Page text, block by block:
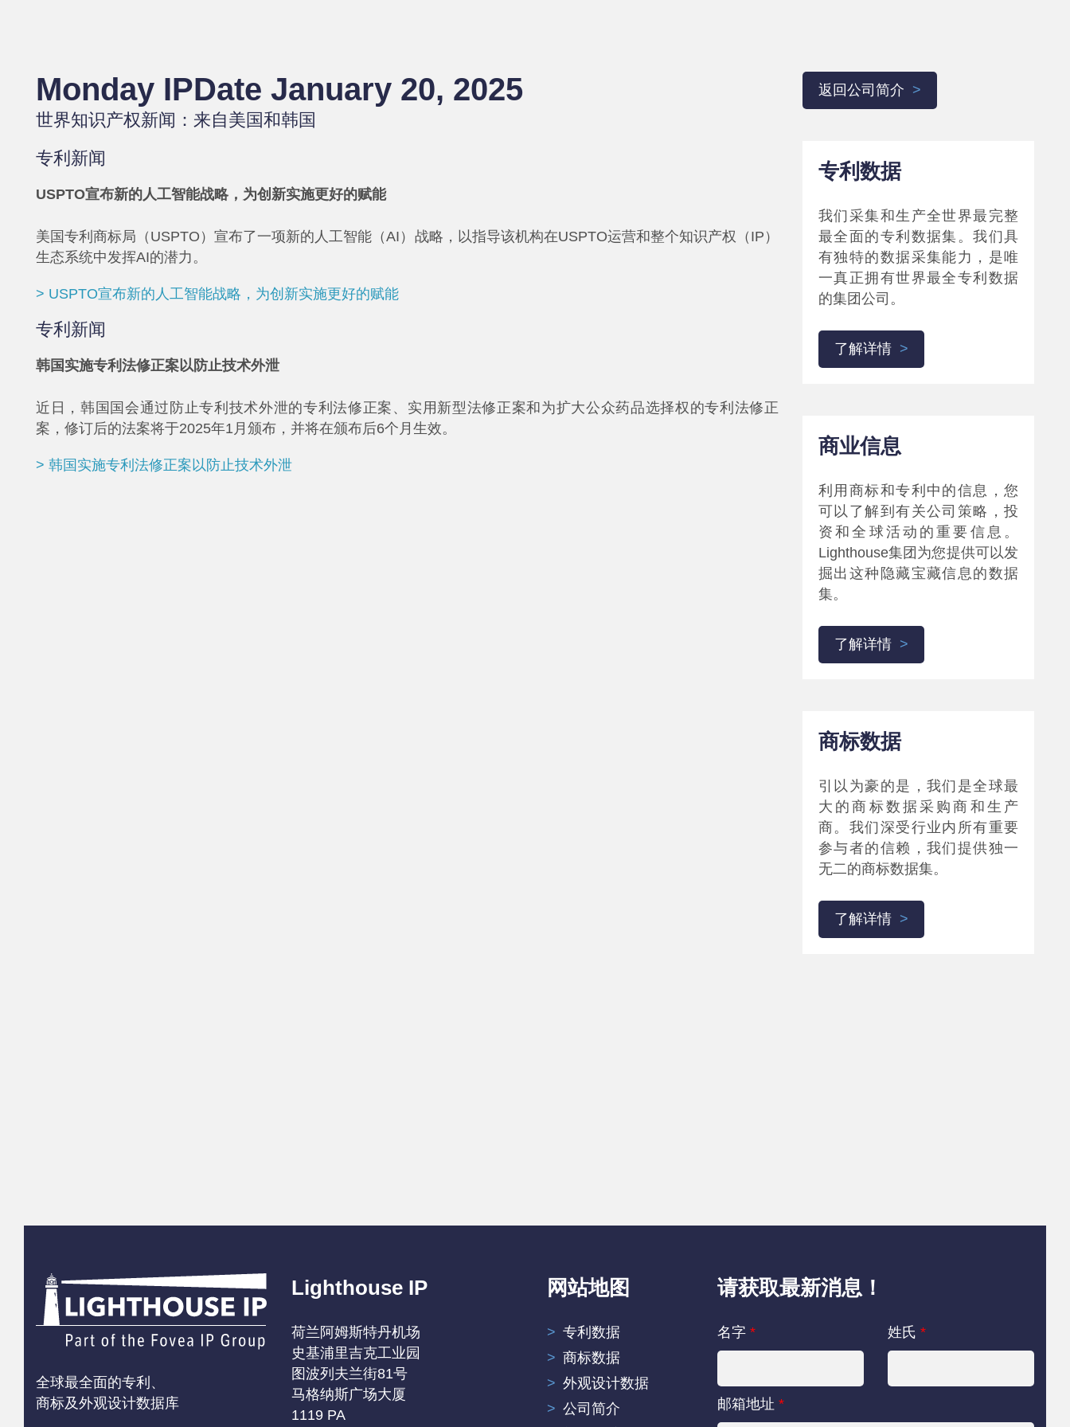
Monday IPDate January 20, 2025
世界知识产权新闻：来自美国和韩国
专利新闻
USPTO宣布新的人工智能战略，为创新实施更好的赋能
美国专利商标局（USPTO）宣布了一项新的人工智能（AI）战略，以指导该机构在USPTO运营和整个知识产权（IP）
生态系统中发挥AI的潜力。
> USPTO宣布新的人工智能战略，为创新实施更好的赋能
专利新闻
韩国实施专利法修正案以防止技术外泄
近日，韩国国会通过防止专利技术外泄的专利法修正案、实用新型法修正案和为扩大公众药品选择权的专利法修正
案，修订后的法案将于2025年1月颁布，并将在颁布后6个月生效。
> 韩国实施专利法修正案以防止技术外泄
返回公司简介
专利数据
我们采集和生产全世界最完整
最全面的专利数据集。我们具
有独特的数据采集能力，是唯
一真正拥有世界最全专利数据
的集团公司。
了解详情
商业信息
利用商标和专利中的信息，您
可以了解到有关公司策略，投
资和全球活动的重要信息。
Lighthouse集团为您提供可以发
掘出这种隐藏宝藏信息的数据
集。
了解详情
商标数据
引以为豪的是，我们是全球最
大的商标数据采购商和生产
商。我们深受行业内所有重要
参与者的信赖，我们提供独一
无二的商标数据集。
了解详情
全球最全面的专利、
商标及外观设计数据库
Lighthouse IP
荷兰阿姆斯特丹机场
史基浦里吉克工业园
图波列夫兰街81号
马格纳斯广场大厦
1119 PA
网站地图
专利数据
商标数据
外观设计数据
公司简介
请获取最新消息！
名字 * 姓氏 *
邮箱地址 *